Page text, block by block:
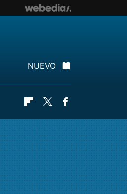
NUEVO
Flipboard
Twitter